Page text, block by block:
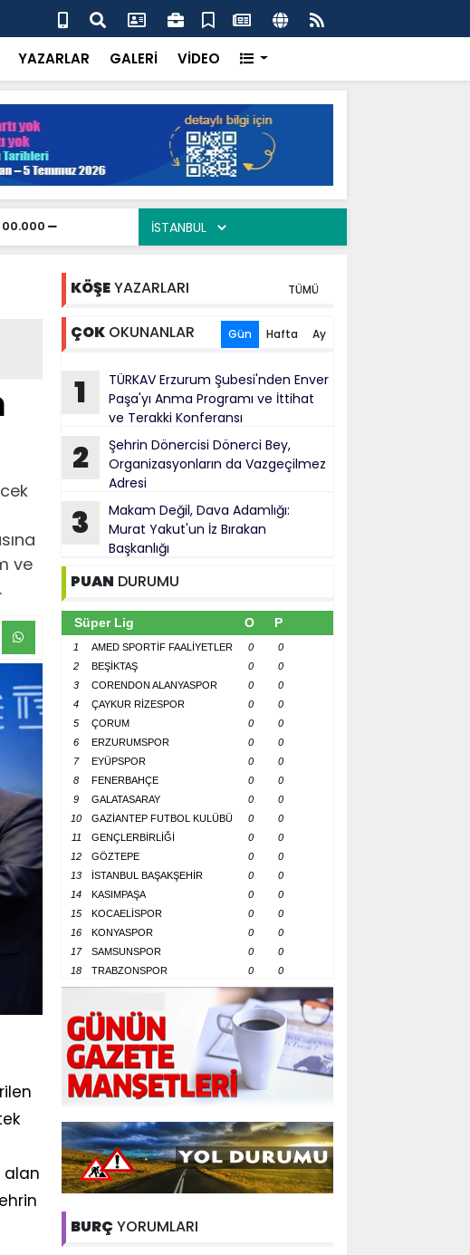
Dönercisi Dönerci Bey, Organizasyonların da Vazgeçilmez
YAZARLAR GALERİ VİDEO
00.000
ve
alan
KÖŞEYAZARLARI TÜMÜ
ÇOKOKUNANLAR Gün Hafta Ay
1
TÜRKAV Erzurum Şubesi'nden Enver
Paşa'yı Anma Programı ve İttihat
ve Terakki Konferansı
2
Şehrin Dönercisi Dönerci Bey,
Organizasyonların da Vazgeçilmez
Adresi
3
Makam Değil, Dava Adamlığı:
Murat Yakut'un İz Bırakan
Başkanlığı
PUAN DURUMU
Süper Lig O P
1 AMED SPORTİF FAALİYETLER 0
0
2
BEŞİKTAŞ 0
0
3
CORENDON ALANYASPOR 0
0
4
ÇAYKUR RİZESPOR 0
0
5
ÇORUM 0
0
6
ERZURUMSPOR 0
0
7
EYÜPSPOR 0
0
8
FENERBAHÇE 0
0
9
GALATASARAY 0
0
10
GAZİANTEP FUTBOL KULÜBÜ 0
0
11
GENÇLERBİRLİĞİ 0
0
12
GÖZTEPE 0
0
13
İSTANBUL BAŞAKŞEHİR 0
0
14
KASIMPAŞA 0
0
15
KOCAELİSPOR 0
0
16
KONYASPOR 0
0
17
SAMSUNSPOR 0
0
18
TRABZONSPOR 0 0
BURÇ YORUMLARI